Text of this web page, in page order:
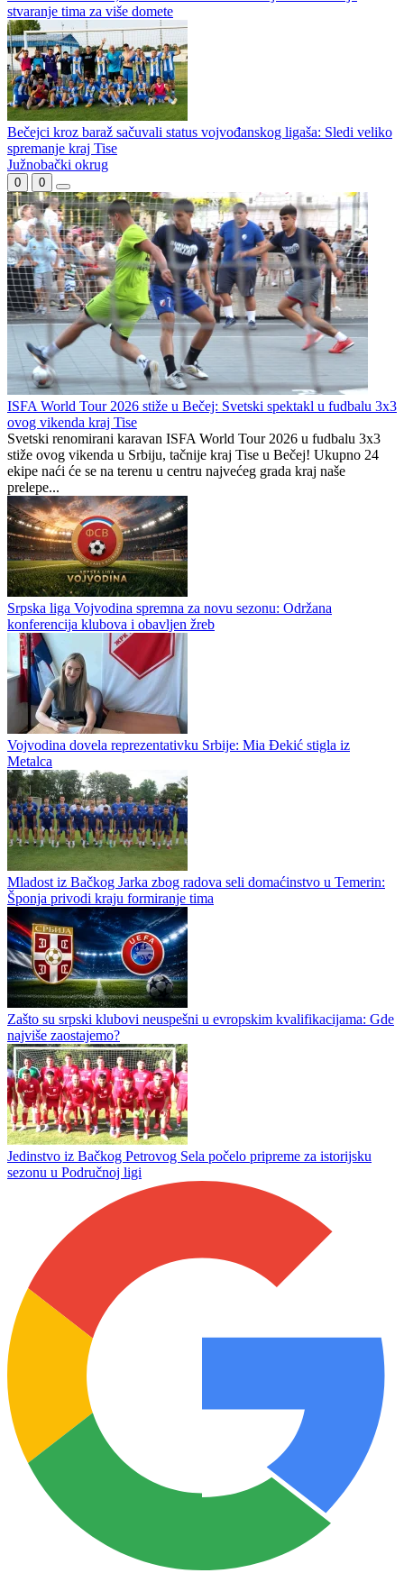
stvaranje tima za više domete
Bečejci kroz baraž sačuvali status vojvođanskog ligaša: Sledi veliko
spremanje kraj Tise
Južnobački okrug
0 0
ISFA World Tour 2026 stiže u Bečej: Svetski spektakl u fudbalu 3x3
ovog vikenda kraj Tise
Svetski renomirani karavan ISFA World Tour 2026 u fudbalu 3x3
stiže ovog vikenda u Srbiju, tačnije kraj Tise u Bečej! Ukupno 24
ekipe naći će se na terenu u centru najvećeg grada kraj naše
prelepe...
Srpska liga Vojvodina spremna za novu sezonu: Održana
konferencija klubova i obavljen žreb
Vojvodina dovela reprezentativku Srbije: Mia Đekić stigla iz
Metalca
Mladost iz Bačkog Jarka zbog radova seli domaćinstvo u Temerin:
Šponja privodi kraju formiranje tima
Zašto su srpski klubovi neuspešni u evropskim kvalifikacijama: Gde
najviše zaostajemo?
Jedinstvo iz Bačkog Petrovog Sela počelo pripreme za istorijsku
sezonu u Područnoj ligi